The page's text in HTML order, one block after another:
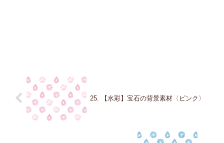
25. 【水彩】宝石の背景素材〈ピンク〉